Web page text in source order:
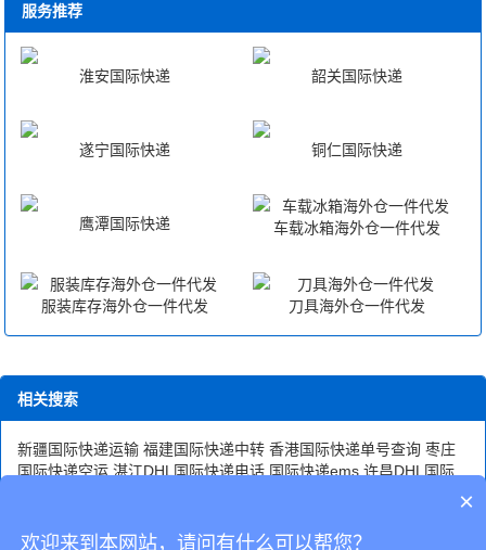
服务推荐
淮安国际快递 韶关国际快递
遂宁国际快递 铜仁国际快递
鹰潭国际快递 车载冰箱海外仓一件代发
服装库存海外仓一件代发 刀具海外仓一件代发
相关搜索
新疆国际快递运输 福建国际快递中转 香港国际快递单号查询 枣庄
国际快递空运 湛江DHL国际快递电话 国际快递ems 许昌DHL国际
明国际快递公司 北京国际快递有哪些
×
欢迎来到本网站，请问有什么可以帮您？